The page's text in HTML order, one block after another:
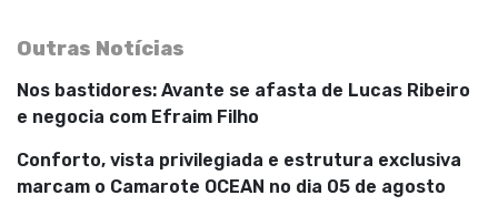
Outras Notícias
Nos bastidores: Avante se afasta de Lucas Ribeiro
e negocia com Efraim Filho
Conforto, vista privilegiada e estrutura exclusiva
marcam o Camarote OCEAN no dia 05 de agosto